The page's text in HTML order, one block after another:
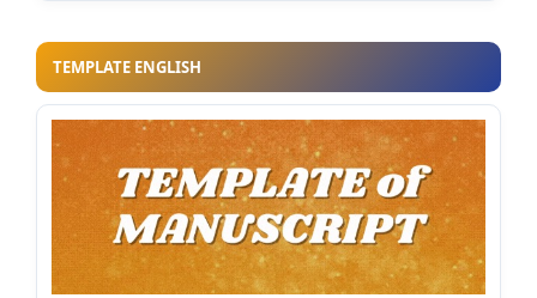
TEMPLATE ENGLISH